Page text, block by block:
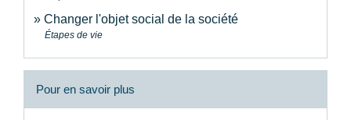
Changer l'objet social de la société
Étapes de vie
Pour en savoir plus